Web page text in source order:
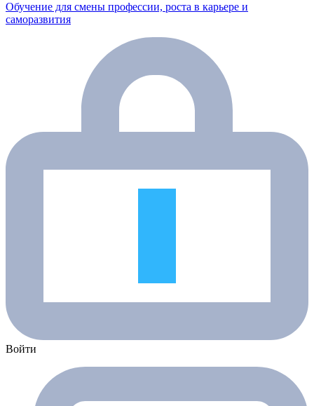
Обучение для смены профессии, роста в карьере и
саморазвития
Войти